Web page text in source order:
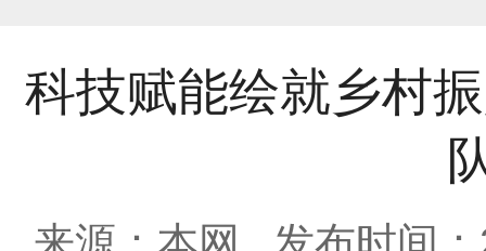
科技赋能绘就乡村